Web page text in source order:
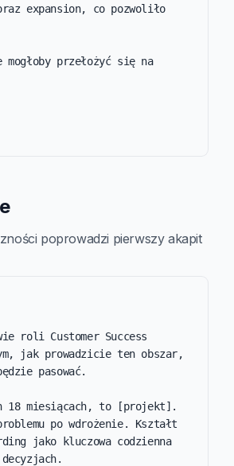
expansion, co pozwoliło
przełożyć się na
poprowadzi pierwszy akapit
roli Customer Success
jak prowadzicie ten obszar,
pasować.
18 miesiącach, to [projekt].
po wdrożenie. Kształt
jako kluczowa codzienna